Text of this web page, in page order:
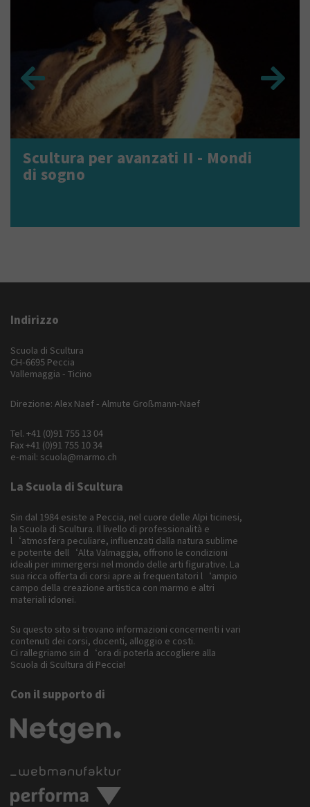
Scultura per avanzati II - Mondi
di sogno
Indirizzo
Scuola di Scultura
CH-6695 Peccia
Vallemaggia - Ticino
Direzione: Alex Naef - Almute Großmann-Naef
Tel. +41 (0)91 755 13 04
Fax +41 (0)91 755 10 34
e-mail: scuola@marmo.ch
La Scuola di Scultura
Sin dal 1984 esiste a Peccia, nel cuore delle Alpi ticinesi,
la Scuola di Scultura. Il livello di professionalità e
l‘atmosfera peculiare, influenzati dalla natura sublime
e potente dell‘Alta Valmaggia, offrono le condizioni
ideali per immergersi nel mondo delle arti figurative. La
sua ricca offerta di corsi apre ai frequentatori l‘ampio
campo della creazione artistica con marmo e altri
materiali idonei.
Su questo sito si trovano informazioni concernenti i vari
contenuti dei corsi, docenti, alloggio e costi.
Ci rallegriamo sin d‘ora di poterla accogliere alla
Scuola di Scultura di Peccia!
Con il supporto di